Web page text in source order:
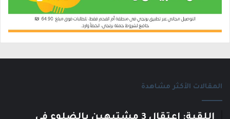
المقالات الأكثر مشاهدة